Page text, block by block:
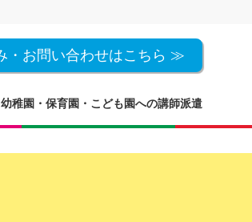
幼稚園・保育園・こども園への講師派遣
・お問い合わせはこちら ≫